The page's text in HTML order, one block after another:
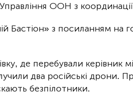
ООН з
Бастіон» з посиланням на
де перебували керівник
два російські дрони.
безпілотники.